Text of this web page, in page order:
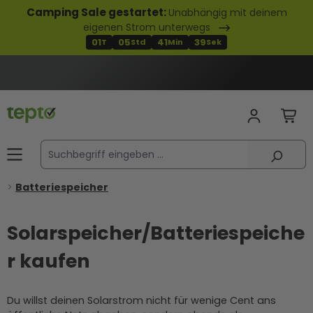
springen
Camping Sale gestartet: Unabhängig mit deinem
eigenen Strom unterwegs
01T 05Std 41Min 38Sek
Batteriespeicher
Solarspeicher/Batteriespeiche
r kaufen
Du willst deinen Solarstrom nicht für wenige Cent ans